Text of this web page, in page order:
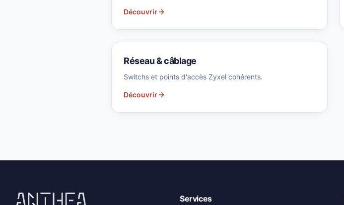
Découvrir
Réseau & câblage
Switchs et points d'accès Zyxel cohérents.
Découvrir
Services